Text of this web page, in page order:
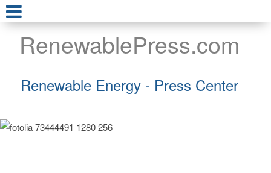
RenewablePress.com
Renewable Energy - Press Center